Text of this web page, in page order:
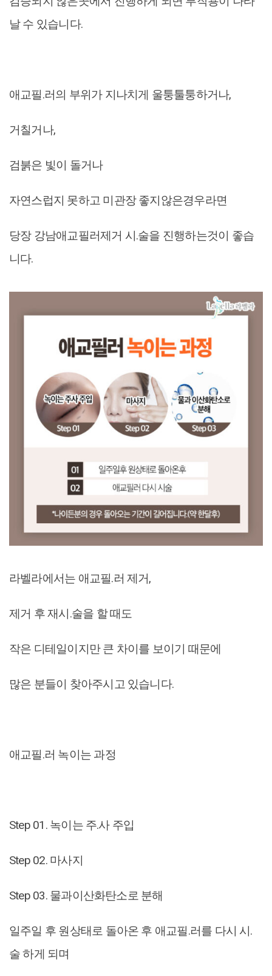
날 수 있습니다.
애교필.러의 부위가 지나치게 울퉁툴퉁하거나,
거칠거나,
검붉은 빛이 돌거나
자연스럽지 못하고 미관장 좋지않은경우라면
당장 강남애교필러제거 시.술을 진행하는것이 좋습
니다.
라벨라에서는 애교필.러 제거,
제거 후 재시.술을 할 때도
작은 디테일이지만 큰 차이를 보이기 때문에
많은 분들이 찾아주시고 있습니다.
애교필.러 녹이는 과정
Step 01. 녹이는 주.사 주입
Step 02. 마사지
Step 03. 물과이산화탄소로 분해
일주일 후 원상태로 돌아온 후 애교필.러를 다시 시.
술 하게 되며